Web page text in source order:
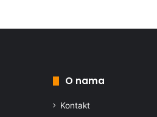
O nama
Kontakt